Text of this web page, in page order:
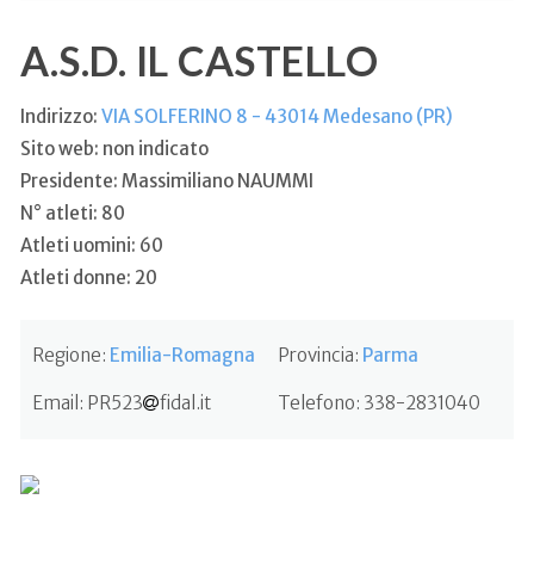
A.S.D. IL CASTELLO
Indirizzo: VIA SOLFERINO 8 - 43014 Medesano (PR)
Sito web: non indicato
Presidente: Massimiliano NAUMMI
N° atleti: 80
Atleti uomini: 60
Atleti donne: 20
Regione: Emilia-Romagna Provincia: Parma
Email: PR523 fidal.it Telefono: 338-2831040